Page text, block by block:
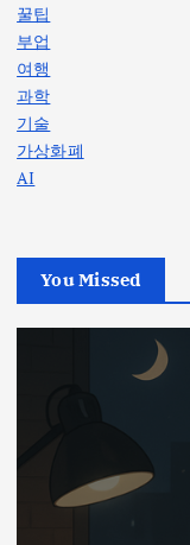
꿀팁
부업
여행
과학
기술
가상화폐
AI
You Missed